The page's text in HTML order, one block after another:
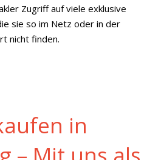
Zugriff auf viele exklusive
sie so im Netz oder in der
nicht finden.
in